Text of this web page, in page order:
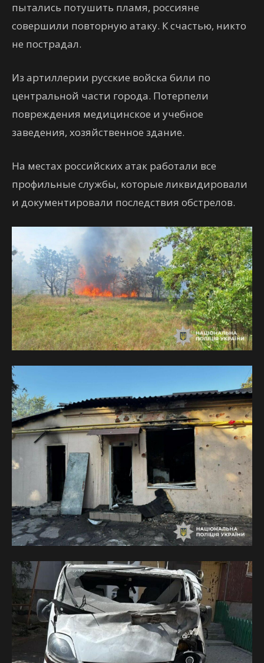
пытались потушить пламя, россияне
совершили повторную атаку. К счастью, никто
не пострадал.
Из артиллерии русские войска били по
центральной части города. Потерпели
повреждения медицинское и учебное
заведения, хозяйственное здание.
На местах российских атак работали все
профильные службы, которые ликвидировали
и документировали последствия обстрелов.